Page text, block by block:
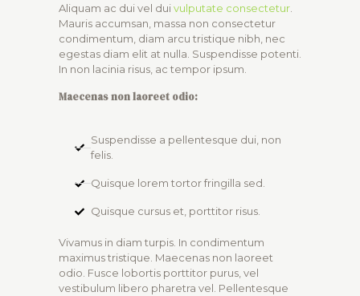
Aliquam ac dui vel duivulputate consectetur
Mauris accumsan, massa non consectetur
condimentum, diam arcu tristique nibh, nec
egestas diam elit at nulla. Suspendisse potenti.
In non lacinia risus, ac tempor ipsum.
Maecenas non laoreet odio:
Suspendisse a pellentesque dui, non
felis.
Quisque lorem tortor fringilla sed.
Quisque cursus et, porttitor risus.
Vivamus in diam turpis. In condimentum
maximus tristique. Maecenas non laoreet
odio. Fusce lobortis porttitor purus, vel
vestibulum libero pharetra vel. Pellentesque